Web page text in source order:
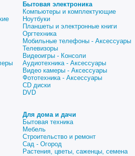
Бытовая электроника
Компьютеры и комплектующие
Ноутбуки
Планшеты и электронные книги
Оргтехника
Мобильные телефоны - Аксессуары
Телевизоры
Видеоигры - Консоли
Аудиотехника - Аксессуары
Видео камеры - Аксессуары
Фототехника - Аксессуары
CD диски
DVD
Для дома и дачи
Бытовая техника
Мебель
Строительство и ремонт
Сад - Огород
Растения, цветы, саженцы, семена